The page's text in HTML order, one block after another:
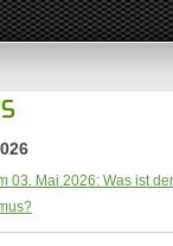
03. Mai 2026: Was ist der